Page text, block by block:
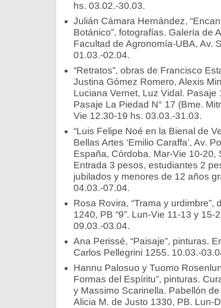
hs. 03.02.-30.03.
Julián Cámara Hernández,
Botánico”, fotografías. Galería de
Facultad de Agronomía-UBA, Av.
01.03.-02.04.
“Retratos”, obras de Francisco
Justina Gómez Romero, Alexis
Luciana Vernet, Luz Vidal. Pasaje
Pasaje La Piedad N° 17 (Bme.
Vie 12.30-19 hs. 03.03.-31.03.
“Luis Felipe Noé en la Bienal de
Bellas Artes ‘Emilio Caraffa’, Av.
España, Córdoba. Mar-Vie 10-20,
Entrada 3 pesos, estudiantes 2
jubilados y menores de 12 años
04.03.-07.04.
Rosa Rovira, “Trama y urdimbre”,
1240, PB “9”. Lun-Vie 11-13 y 15-
09.03.-03.04.
Ana Perissé, “Paisaje”, pinturas.
Carlos Pellegrini 1255. 10.03.-
Hannu Palosuo y Tuomo
Formas del Espíritu”, pinturas.
y Massimo Scarinella. Pabellón
Alicia M. de Justo 1330, PB. Lun-